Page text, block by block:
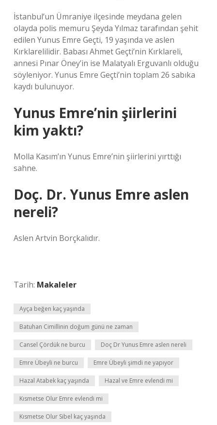
İstanbul’un Ümraniye ilçesinde meydana gelen
olayda polis memuru Şeyda Yılmaz tarafından şehit
edilen Yunus Emre Geçti, 19 yaşında ve aslen
Kırklarelilidir. Babası Ahmet Geçti’nin Kırklareli,
annesi Pınar Öney’in ise Malatyalı Erguvanlı olduğu
söyleniyor. Yunus Emre Geçti’nin toplam 26 sabıka
kaydı bulunuyor.
Yunus Emre’nin şiirlerini
kim yaktı?
Molla Kasım’ın Yunus Emre’nin şiirlerini yırttığı
sahne.
Doç. Dr. Yunus Emre aslen
nereli?
Aslen Artvin Borçkalıdır.
Tarih: Makaleler
Ayça beğen kaç yaşında
Batuhan Cimillinin doğum günü ne zaman
Cansel Çördük ne burcu Doç Dr Yunus Emre aslen nereli
Emre Übeyli ne burcu Emre Übeyli şimdi ne yapıyor
Hazal Atabek kaç yaşında Hazal ve Emre evlendi mi
Kısmetse Olur Emre evlendi mi
Kısmetse Olur Sibel kaç yaşında